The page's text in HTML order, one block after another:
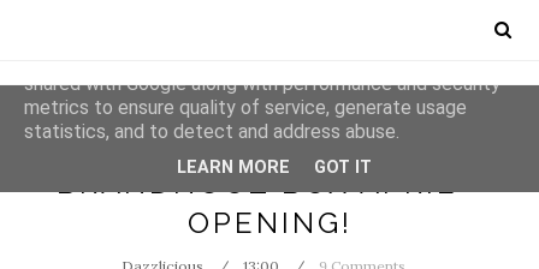
BRANDNOOZ COOPERATION
BRANDNOOZ BOX APRIL -
OPENING!
This site uses cookies from Google to deliver its services
shared with Google along with performance and security
metrics to ensure quality of service, generate usage
statistics, and to detect and address abuse.
LEARN MORE GOT IT